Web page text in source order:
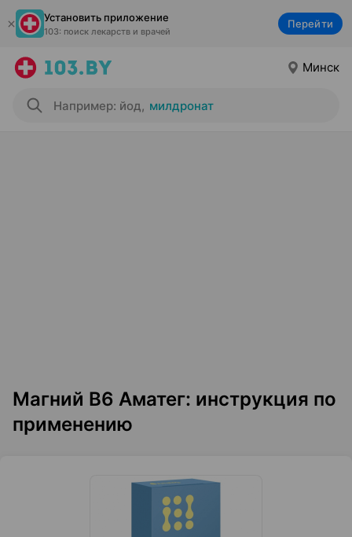
Установить приложение
103: поиск лекарств и врачей
Перейти
Минск
Например: йод, милдронат
Магний B6 Аматег: инструкция по
применению